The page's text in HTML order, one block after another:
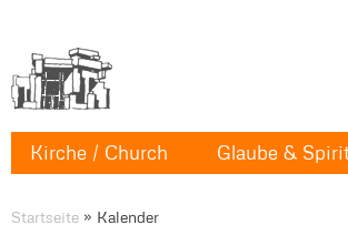
Kirche / Church Glaube &
Startseite » Kalender